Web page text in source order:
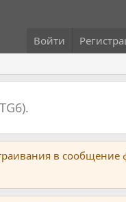
Войти
в сообщение